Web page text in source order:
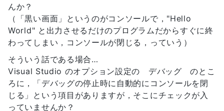
んか？
（「黒い画面」というのがコンソールで，"Hello
World" と出力させるだけのプログラムだからすぐに終
わってしまい，コンソールが閉じる，っていう）
そういう話である場合…
Visual Studio のオプション設定の デバッグ のとこ
ろに，「デバッグの停止時に自動的にコンソールを閉
じる」という項目がありますが，そこにチェックが入
っていませんか？